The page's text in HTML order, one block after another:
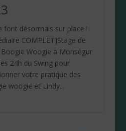
font désormais sur place !
COMPLET]Stage de
Woogie à Monségur
24h du Swing pour
votre pratique des
woogie et Lindy...